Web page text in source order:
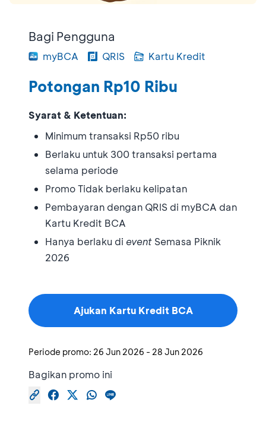
Bagi Pengguna
myBCA QRIS Kartu Kredit
Potongan Rp10 Ribu
Syarat & Ketentuan:
Minimum transaksi Rp50 ribu
Berlaku untuk 300 transaksi pertama
selama periode
Promo Tidak berlaku kelipatan
Pembayaran dengan QRIS di myBCA dan
Kartu Kredit BCA
Hanya berlaku di event Semasa Piknik
2026
Ajukan Kartu Kredit BCA
Periode promo: 26 Jun 2026 - 28 Jun 2026
Bagikan promo ini